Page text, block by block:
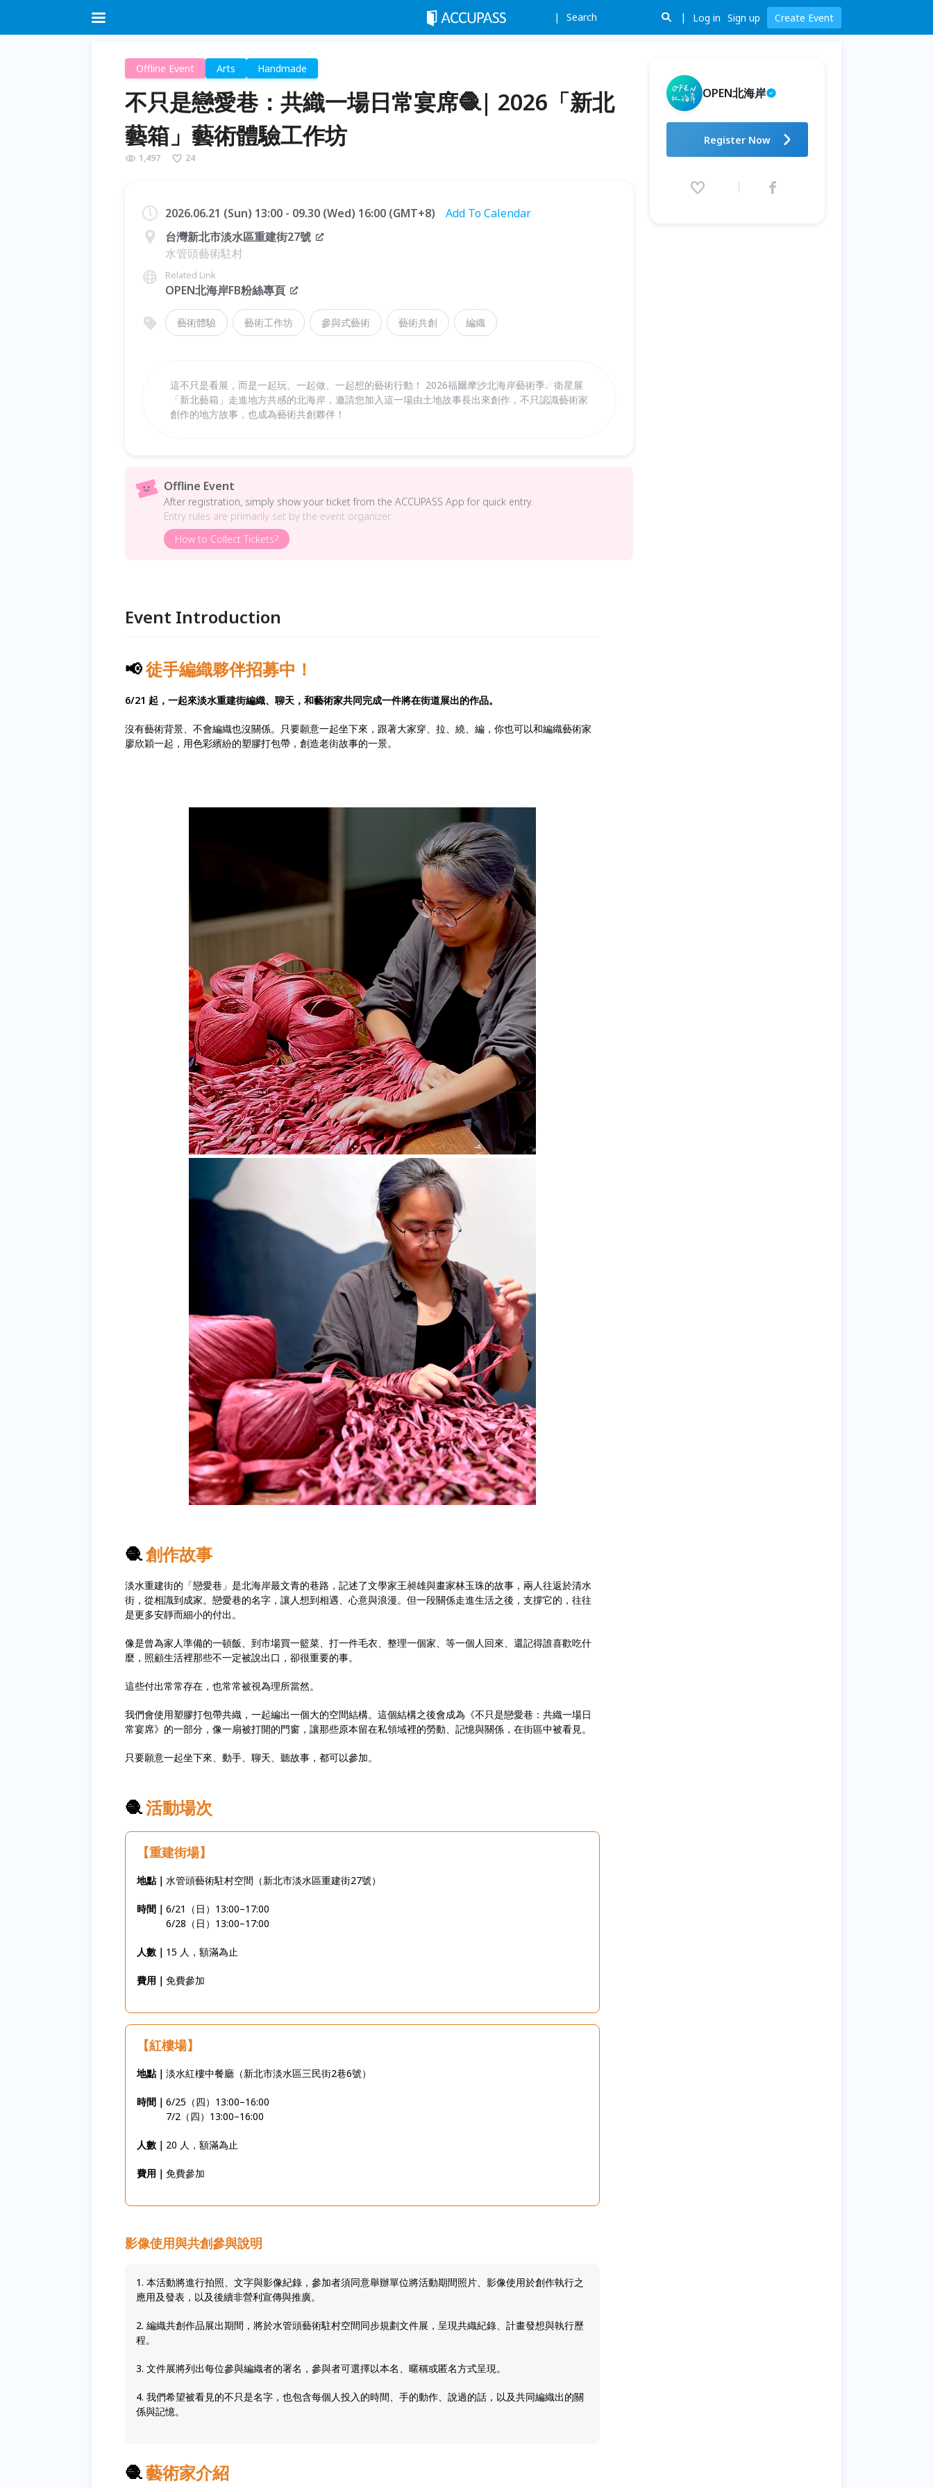
Search Log in Sign up Create Event
Offline Event Arts Handmade
不只是戀愛巷：共織一場日常宴席🧶| 2026「新北
藝箱」藝術體驗工作坊
1,497 24
2026.06.21 (Sun) 13:00 - 09.30 (Wed) 16:00 (GMT+8)
Add To Calendar
台灣新北市淡水區重建街27號
水管頭藝術駐村
Related Link
OPEN北海岸FB粉絲專頁
藝術體驗 藝術工作坊 參與式藝術 藝術共創 編織
這不只是看展，而是一起玩、一起做、一起想的藝術行動！ 2026福爾摩沙北海岸藝術季☄衛星展
「新北藝箱」走進地方共感的北海岸，邀請您加入這一場由土地故事長出來創作，不只認識藝術家
創作的地方故事，也成為藝術共創夥伴！
Offline Event
After registration, simply show your ticket from the ACCUPASS App for quick entry.
Entry rules are primarily set by the event organizer.
How to Collect Tickets?
Event Introduction
📢徒手編織夥伴招募中！
6/21 起，一起來淡水重建街編織、聊天，和藝術家共同完成一件將在街道展出的作品。
沒有藝術背景、不會編織也沒關係。只要願意一起坐下來，跟著大家穿、拉、繞、編，你也可以和編織藝術家
廖欣穎一起，用色彩繽紛的塑膠打包帶，創造老街故事的一景。
🧶創作故事
淡水重建街的「戀愛巷」是北海岸最文青的巷路，記述了文學家王昶雄與畫家林玉珠的故事，兩人往返於清水
街，從相識到成家。戀愛巷的名字，讓人想到相遇、心意與浪漫。但一段關係走進生活之後，支撐它的，往往
是更多安靜而細小的付出。
像是曾為家人準備的一頓飯、到市場買一籃菜、打一件毛衣、整理一個家、等一個人回來、還記得誰喜歡吃什
麼，照顧生活裡那些不一定被說出口，卻很重要的事。
這些付出常常存在，也常常被視為理所當然。
我們會使用塑膠打包帶共織，一起編出一個大的空間結構。這個結構之後會成為《不只是戀愛巷：共織一場日
常宴席》的一部分，像一扇被打開的門窗，讓那些原本留在私領域裡的勞動、記憶與關係，在街區中被看見。
只要願意一起坐下來、動手、聊天、聽故事，都可以參加。
🧶活動場次
【重建街場】
地點｜ 水管頭藝術駐村空間（新北市淡水區重建街27號）
時間｜ 6/21（日）13:00–17:00
6/28（日）13:00–17:00
人數｜ 15 人，額滿為止
費用｜ 免費參加
【紅樓場】
地點｜ 淡水紅樓中餐廳（新北市淡水區三民街2巷6號）
時間｜ 6/25（四）13:00–16:00
7/2（四）13:00–16:00
人數｜ 20 人，額滿為止
費用｜ 免費參加
影像使用與共創參與說明
1. 本活動將進行拍照、文字與影像紀錄，參加者須同意舉辦單位將活動期間照片、影像使用於創作執行之
應用及發表，以及後續非營利宣傳與推廣。
2. 編織共創作品展出期間，將於水管頭藝術駐村空間同步規劃文件展，呈現共織紀錄、計畫發想與執行歷
程。
3. 文件展將列出每位參與編織者的署名，參與者可選擇以本名、暱稱或匿名方式呈現。
4. 我們希望被看見的不只是名字，也包含每個人投入的時間、手的動作、說過的話，以及共同編織出的關
係與記憶。
🧶藝術家介紹
OPEN北海岸
席🧶| 2026「新北藝箱」藝術體
驗工作坊
(Wed) 16:00 (GMT+8)
Register Now